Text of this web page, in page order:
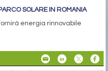
SOLARE IN ROMANIA
energia rinnovabile